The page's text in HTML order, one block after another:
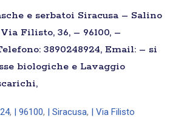
e serbatoi Siracusa – Salino
Filisto, 36, – 96100, –
3890248924, Email: – si
biologiche e Lavaggio
, | 96100, | Siracusa, | Via Filisto